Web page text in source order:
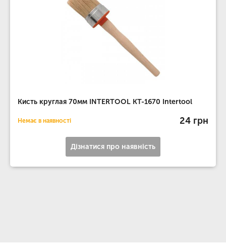
Кисть круглая 70мм INTERTOOL KT-1670 Intertool
Немає в наявності 24 грн
Дізнатися про наявність